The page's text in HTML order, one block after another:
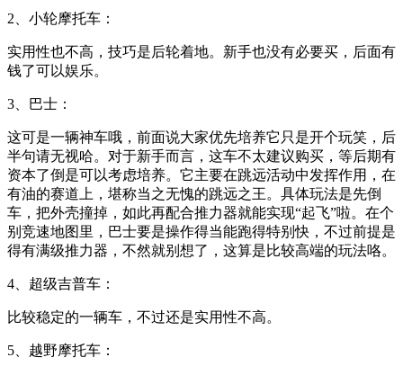
2、小轮摩托车：
实用性也不高，技巧是后轮着地。新手也没有必要买，后面有
钱了可以娱乐。
3、巴士：
这可是一辆神车哦，前面说大家优先培养它只是开个玩笑，后
半句请无视哈。对于新手而言，这车不太建议购买，等后期有
资本了倒是可以考虑培养。它主要在跳远活动中发挥作用，在
有油的赛道上，堪称当之无愧的跳远之王。具体玩法是先倒
车，把外壳撞掉，如此再配合推力器就能实现“起飞”啦。在个
别竞速地图里，巴士要是操作得当能跑得特别快，不过前提是
得有满级推力器，不然就别想了，这算是比较高端的玩法咯。
4、超级吉普车：
比较稳定的一辆车，不过还是实用性不高。
5、越野摩托车：